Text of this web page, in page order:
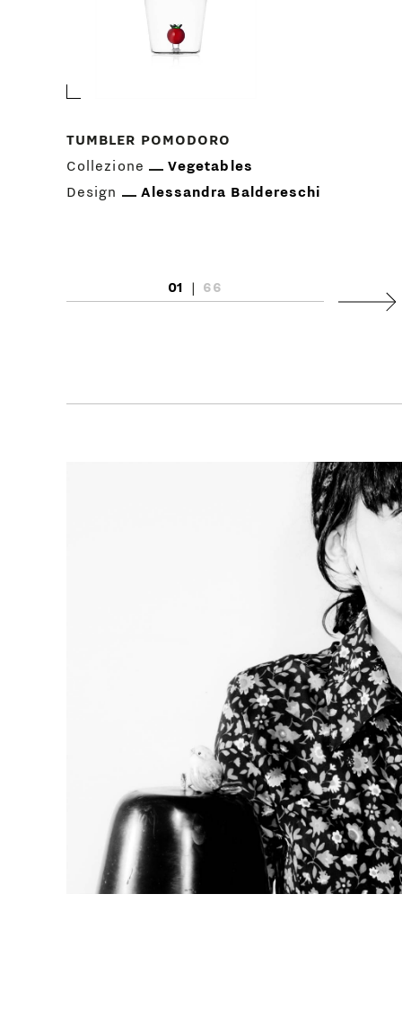
TUMBLER POMODORO
Collezione
Vegetables
Design
Alessandra Baldereschi
01 |
66